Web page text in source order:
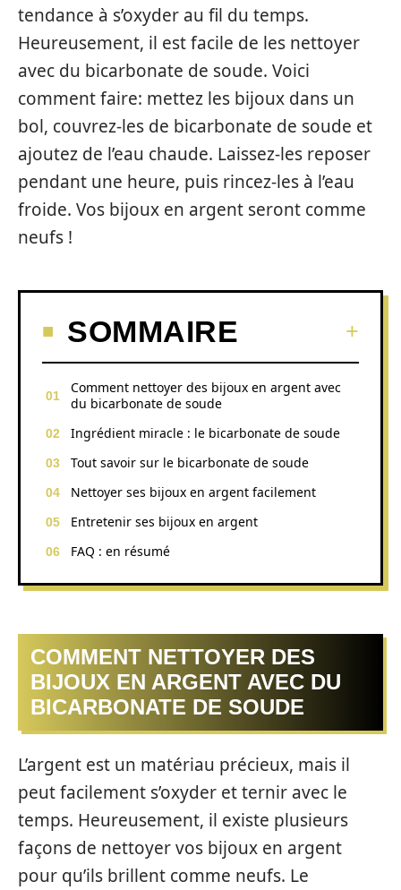
tendance à s’oxyder au fil du temps.
Heureusement, il est facile de les nettoyer
avec du bicarbonate de soude. Voici
comment faire: mettez les bijoux dans un
bol, couvrez-les de bicarbonate de soude et
ajoutez de l’eau chaude. Laissez-les reposer
pendant une heure, puis rincez-les à l’eau
froide. Vos bijoux en argent seront comme
neufs !
SOMMAIRE
Comment nettoyer des bijoux en argent avec
du bicarbonate de soude
Ingrédient miracle : le bicarbonate de soude
Tout savoir sur le bicarbonate de soude
Nettoyer ses bijoux en argent facilement
Entretenir ses bijoux en argent
FAQ : en résumé
COMMENT NETTOYER DES
BIJOUX EN ARGENT AVEC DU
BICARBONATE DE SOUDE
L’argent est un matériau précieux, mais il
peut facilement s’oxyder et ternir avec le
temps. Heureusement, il existe plusieurs
façons de nettoyer vos bijoux en argent
pour qu’ils brillent comme neufs. Le